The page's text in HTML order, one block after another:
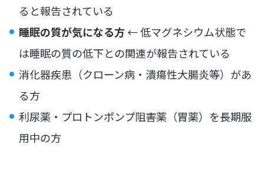
ると報告されている
睡眠の質が気になる方← 低マグネシウム状態で
は睡眠の質の低下との関連が報告されている
消化器疾患（クローン病・潰瘍性大腸炎等）があ
る方
利尿薬・プロトンポンプ阻害薬（胃薬）を長期服
用中の方